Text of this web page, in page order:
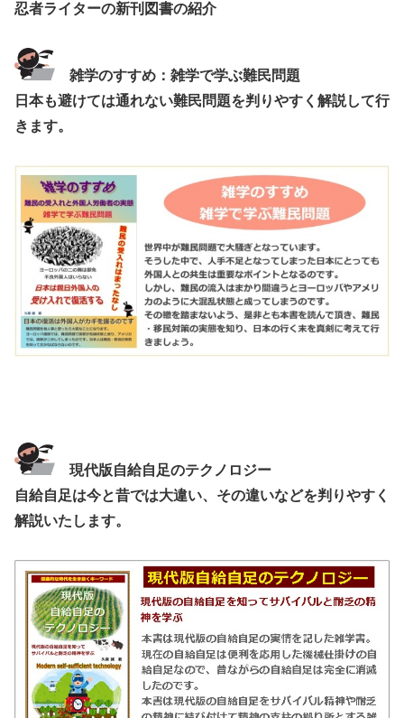
忍者ライターの新刊図書の紹介
雑学のすすめ：雑学で学ぶ難民問題
日本も避けては通れない難民問題を判りやすく解説して行
きます。
現代版自給自足のテクノロジー
自給自足は今と昔では大違い、その違いなどを判りやすく
解説いたします。